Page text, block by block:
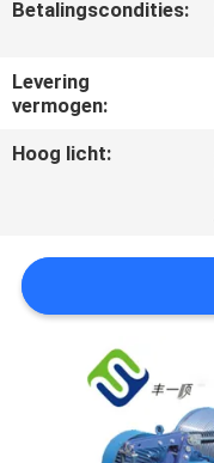
ONS
OP
NIEUWS
SITEMAP
PRIVACY
POLICY
Betalingscondities:
Levering
vermogen:
Hoog licht: